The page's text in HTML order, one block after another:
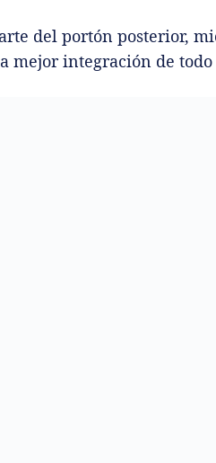
del portón posterior,
mejor integración de